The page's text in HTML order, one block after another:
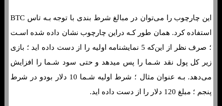
این چارچوب را می‌توان در مبالغ شرط بندی با توجه بـه تاس BTC
استفاده کرد. همان طور کـه دراین چارچوب نشان داده شده اسـت
؛ صرف نظر از این‌که 5 نمایشنامه اولیه را از دست داده اید ؛ بازی
زیر کل پول نقد شـما را پس میدهد و حتی سود شـما را افزایش
می‌دهد. بـه عنوان مثال ؛ شرط اولیه شـما 10 دلار بودو در شرط
پنجم ؛ مبلغ 120 دلار را از دست داده اید.